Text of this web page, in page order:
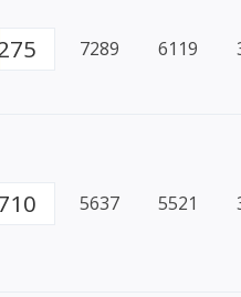
7289 6119
5637 5521